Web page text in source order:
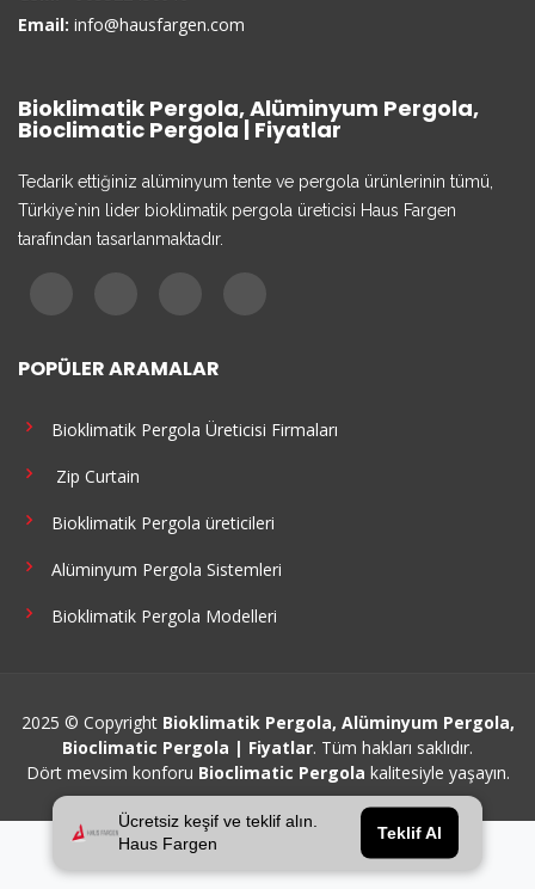
Ücretsiz keşif ve teklif alın.
Haus Fargen
Teklif Al
Email: info@hausfargen.com
Bioklimatik Pergola, Alüminyum Pergola,
Bioclimatic Pergola | Fiyatlar
Tedarik ettiğiniz alüminyum tente ve pergola ürünlerinin tümü,
Türkiye`nin lider bioklimatik pergola üreticisi Haus Fargen
tarafından tasarlanmaktadır.
POPÜLER ARAMALAR
Bioklimatik Pergola Üreticisi Firmaları
Zip Curtain
Bioklimatik Pergola üreticileri
Alüminyum Pergola Sistemleri
Bioklimatik Pergola Modelleri
2025 © Copyright Bioklimatik Pergola, Alüminyum Pergola,
Bioclimatic Pergola | Fiyatlar. Tüm hakları saklıdır.
Dört mevsim konforu Bioclimatic Pergola kalitesiyle yaşayın.